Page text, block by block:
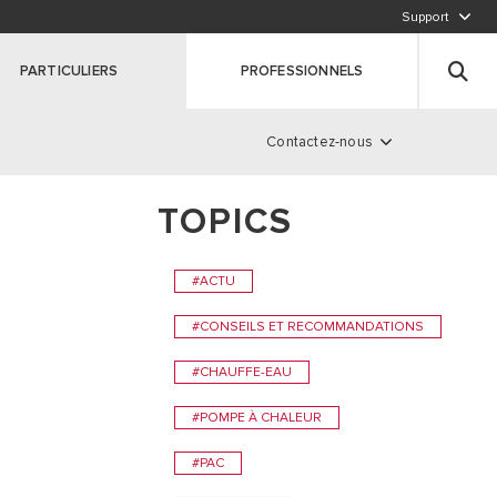
Support
APPELEZ-NOUS
PARTICULIERS
Contactez-nous
PROFESSIONNELS
TOPICS
#ACTU
#CONSEILS ET RECOMMANDATIONS
#CHAUFFE-EAU
#POMPE À CHALEUR
#PAC